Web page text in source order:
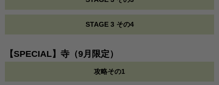
STAGE 3 その4
【SPECIAL】寺（9月限定）
攻略その1